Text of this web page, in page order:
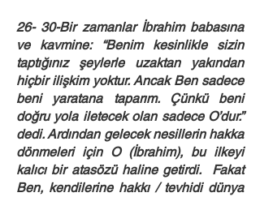
26- 30-Bir zamanlar İbrahim babasına
ve kavmine: “Benim kesinlikle sizin
taptığınız şeylerle uzaktan yakından
hiçbir ilişkim yoktur. Ancak Ben sadece
beni yaratana taparım. Çünkü beni
doğru yola iletecek olan sadece O’dur.”
dedi. Ardından gelecek nesillerin hakka
dönmeleri için O (İbrahim), bu ilkeyi
kalıcı bir atasözü haline getirdi. Fakat
Ben, kendilerine hakkı / tevhidi dünya